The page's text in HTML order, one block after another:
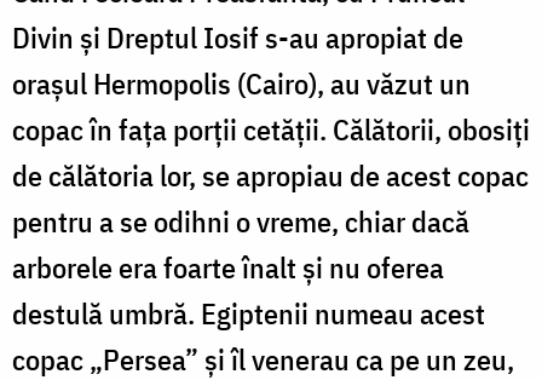
Divin și Dreptul Iosif s-au apropiat de
orașul Hermopolis (Cairo), au văzut un
copac în fața porții cetății. Călătorii, obosiți
de călătoria lor, se apropiau de acest copac
pentru a se odihni o vreme, chiar dacă
arborele era foarte înalt și nu oferea
destulă umbră. Egiptenii numeau acest
copac „Persea” și îl venerau ca pe un zeu,